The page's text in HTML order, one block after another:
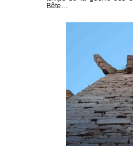
Bête…